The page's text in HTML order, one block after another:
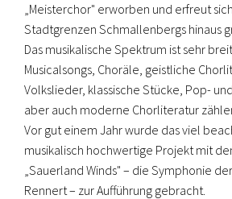
„Meisterchor" erworben und erfreut
Stadtgrenzen Schmallenbergs hinaus
Das musikalische Spektrum ist sehr
Musicalsongs, Choräle, geistliche
Volkslieder, klassische Stücke, Pop-
aber auch moderne Chorliteratur
Vor gut einem Jahr wurde das viel
musikalisch hochwertige Projekt mit
„Sauerland Winds" – die Symphonie
Rennert – zur Aufführung gebracht.